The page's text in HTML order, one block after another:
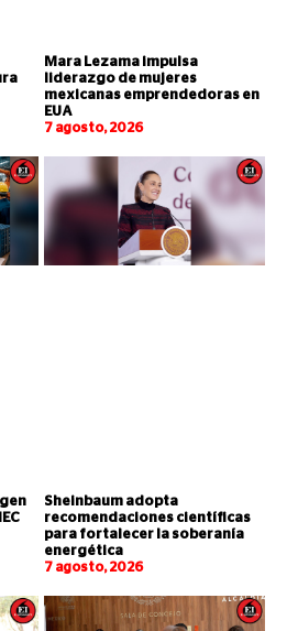
Mara Lezama impulsa
liderazgo de mujeres
mexicanas emprendedoras en
EUA
7 agosto, 2026
Sheinbaum adopta
recomendaciones científicas
para fortalecer la soberanía
energética
7 agosto, 2026